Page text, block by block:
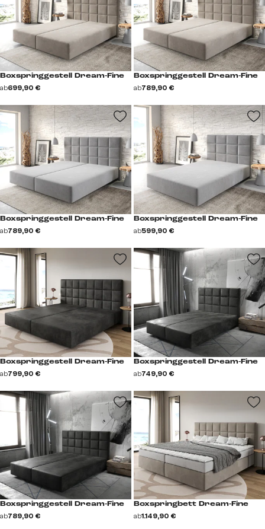
Boxspringgestell Dream-Fine
ab699,90 €
Boxspringgestell Dream-Fine
ab789,90 €
Boxspringgestell Dream-Fine
ab789,90 €
Boxspringgestell Dream-Fine
ab599,90 €
Boxspringgestell Dream-Fine
ab799,90 €
Boxspringgestell Dream-Fine
ab749,90 €
Boxspringgestell Dream-Fine
ab789,90 €
Boxspringbett Dream-Fine
ab1.149,90 €